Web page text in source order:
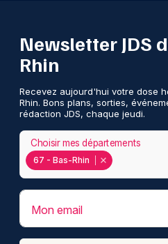
Newsletter JDS
Rhin
Recevez aujourd'hui votre dose
Rhin. Bons plans, sorties,
rédaction JDS, chaque jeudi.
67 - Bas-Rhin
Choisir mes départements
Mon email